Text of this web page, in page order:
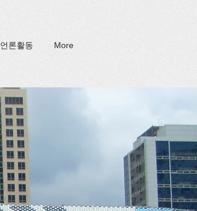
언론활동 More